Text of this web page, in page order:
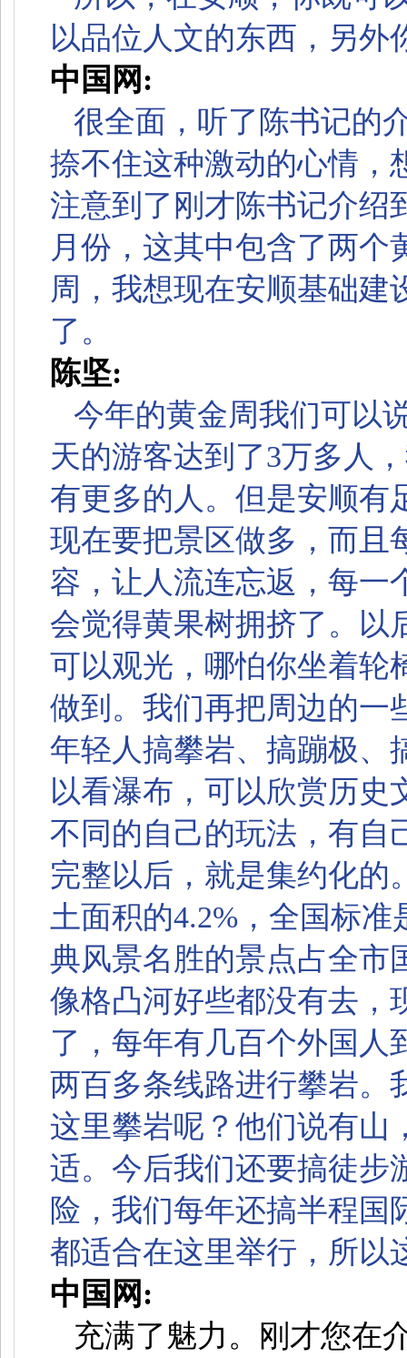
以品位人文的东西，另外
中国网:
很全面，听了陈书记的
捺不住这种激动的心情，
注意到了刚才陈书记介绍
月份，这其中包含了两
周，我想现在安顺基础建
了。
陈坚:
今年的黄金周我们可以
天的游客达到了3万多人
有更多的人。但是安顺有
现在要把景区做多，而且
容，让人流连忘返，每一
会觉得黄果树拥挤了。以
可以观光，哪怕你坐着轮
做到。我们再把周边的一
年轻人搞攀岩、搞蹦极、
以看瀑布，可以欣赏历史
不同的自己的玩法，有自
完整以后，就是集约化的
土面积的4.2%，全国标
典风景名胜的景点占全市
像格凸河好些都没有去，
了，每年有几百个外国人
两百多条线路进行攀岩。
这里攀岩呢？他们说有山
适。今后我们还要搞徒步
险，我们每年还搞半程国
都适合在这里举行，所以
中国网:
充满了魅力。刚才您在